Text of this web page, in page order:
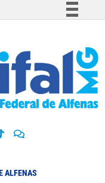
Participe
à informação
Legislação
ALFENAS